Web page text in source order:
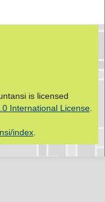
is licensed
International License.
index.